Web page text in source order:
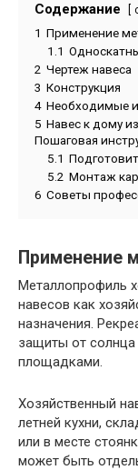
Содержание
1 Применение
1.1
2 Чертеж навеса
3 Конструкция
4 Необходимые
5 Навес к дому
Пошаговая
5.1
5.2 Монтаж
6 Советы
Применение
Металлопрофиль
навесов как
назначения.
защиты от солнца
площадками.
Хозяйственный
летней кухни,
или в месте
может быть